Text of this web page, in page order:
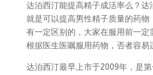
达泊西汀能提高精子成活率么？达
就是可以提高男性精子质量的药物
有一定区别的，大家在服用前一定
根据医生医嘱服用药物，否者容易
达泊西汀最早上市于2009年，是